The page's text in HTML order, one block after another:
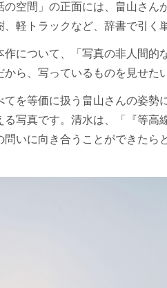
の空間」の正面には、畠山さん
、軽トラックなど、辞書で引く
作について、「写真の非人間
から、写っているものを見せた
てを等価に扱う畠山さんの姿勢
る写真です。清水は、「『等
問いに向き合うことができたら